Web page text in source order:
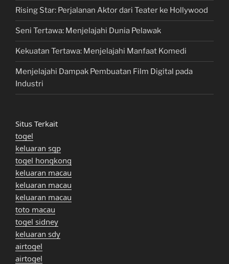
Rising Star: Perjalanan Aktor dari Teater ke Hollywood
Seni Tertawa: Menjelajahi Dunia Pelawak
Kekuatan Tertawa: Menjelajahi Manfaat Komedi
Menjelajahi Dampak Pembuatan Film Digital pada
Industri
Situs Terkait
togel
keluaran sgp
togel hongkong
keluaran macau
keluaran macau
keluaran macau
toto macau
togel sidney
keluaran sdy
airtogel
airtogel